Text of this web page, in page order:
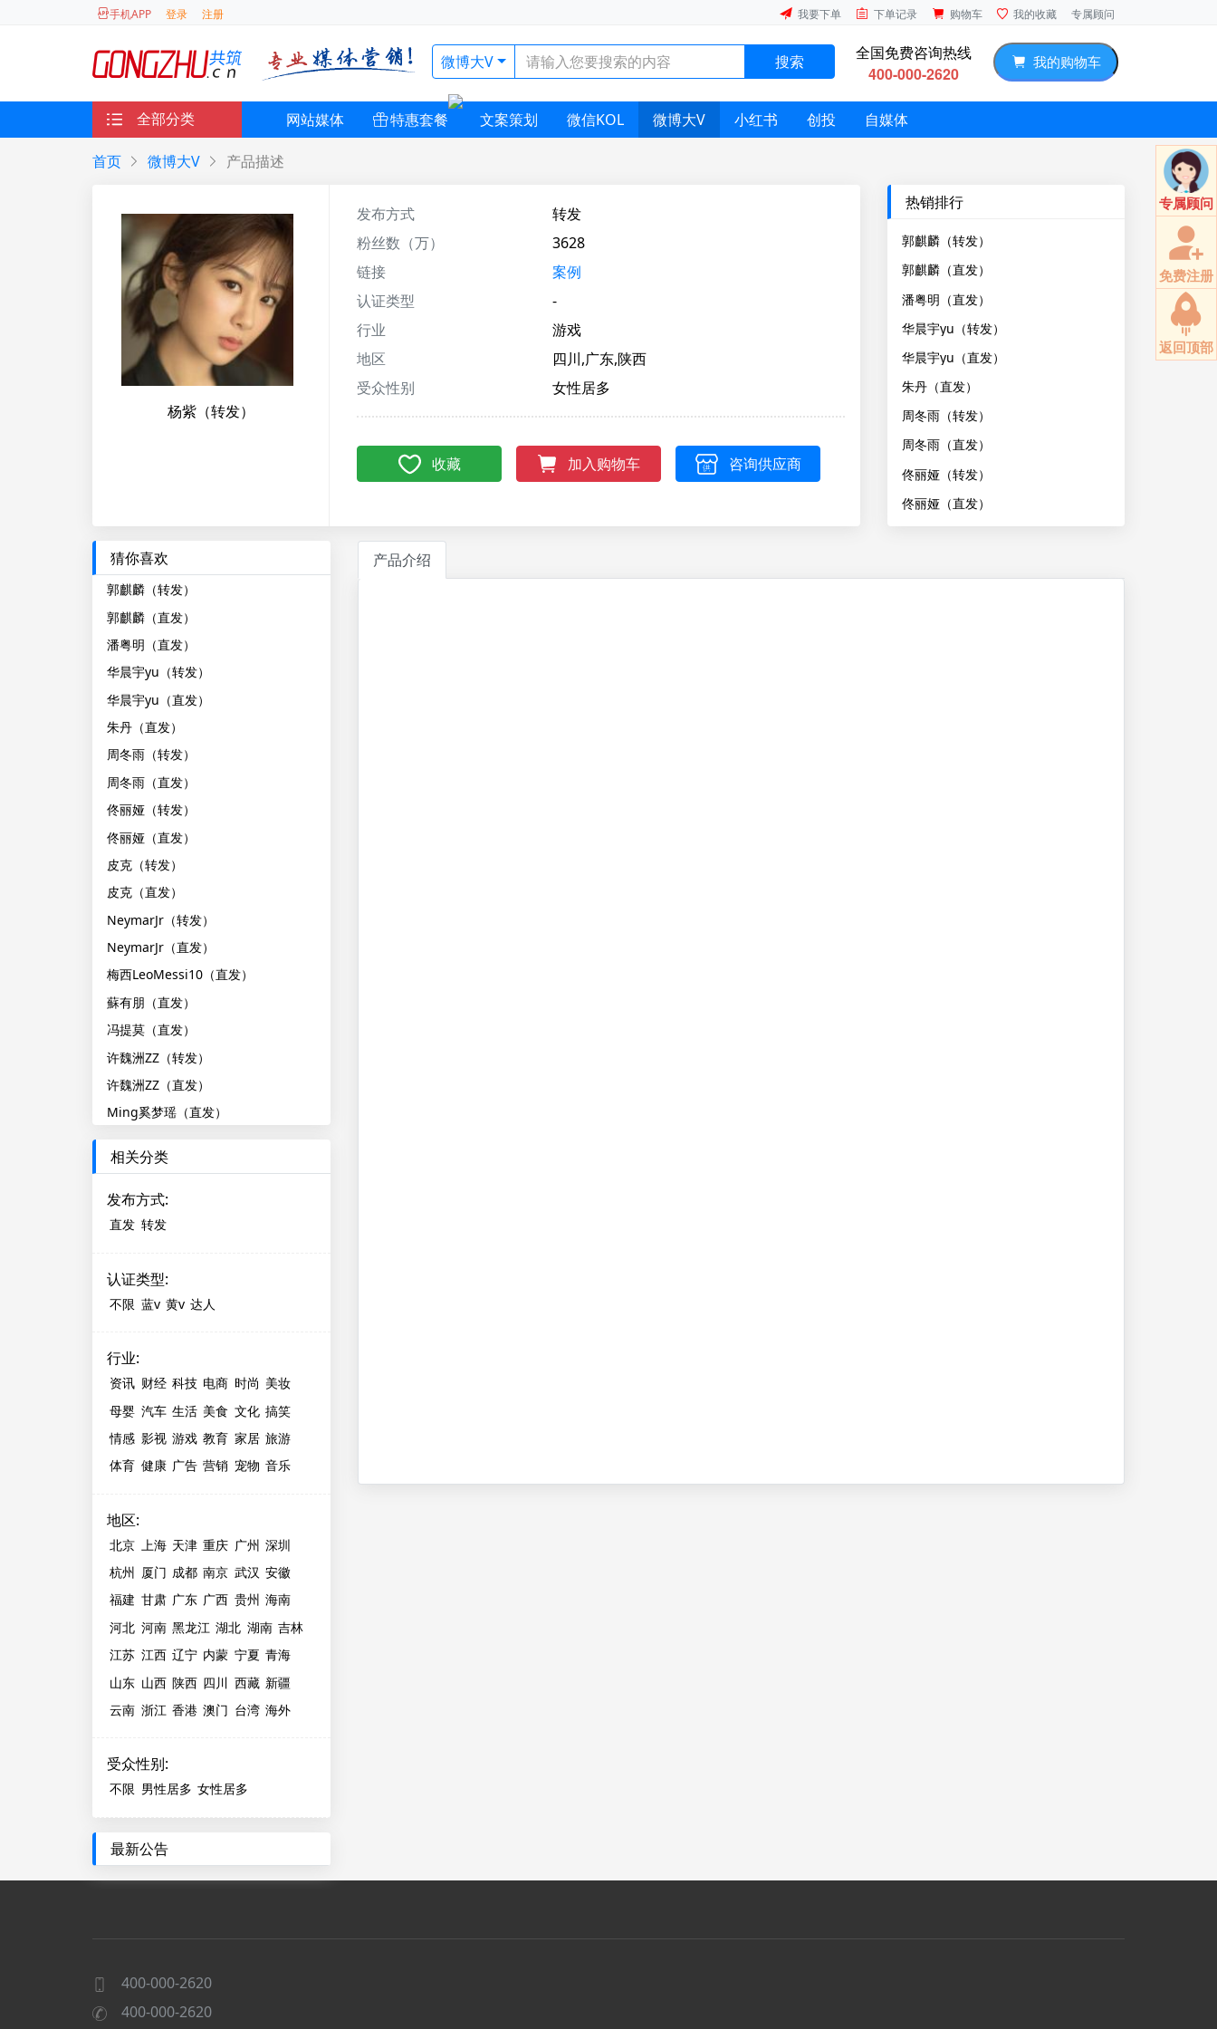
手机APP 登录 注册 我要下单 下单记录 购物车 我的收藏 专属顾问
微博大V 搜索 全国免费咨询热线
400-000-2620
我的购物车
全部分类 网站媒体 特惠套餐 文案策划 微信KOL 微博大V 小红书 创投 自媒体
首页 微博大V 产品描述
杨紫（转发）
发布方式
转发
粉丝数（万）
3628
链接
案例
认证类型
-
行业
游戏
地区
四川,广东,陕西
受众性别
女性居多
收藏 加入购物车 咨询供应商
热销排行
郭麒麟（转发）
郭麒麟（直发）
潘粤明（直发）
华晨宇yu（转发）
华晨宇yu（直发）
朱丹（直发）
周冬雨（转发）
周冬雨（直发）
佟丽娅（转发）
佟丽娅（直发）
猜你喜欢
郭麒麟（转发）
郭麒麟（直发）
潘粤明（直发）
华晨宇yu（转发）
华晨宇yu（直发）
朱丹（直发）
周冬雨（转发）
周冬雨（直发）
佟丽娅（转发）
佟丽娅（直发）
皮克（转发）
皮克（直发）
NeymarJr（转发）
NeymarJr（直发）
梅西LeoMessi10（直发）
蘇有朋（直发）
冯提莫（直发）
许魏洲ZZ（转发）
许魏洲ZZ（直发）
Ming奚梦瑶（直发）
相关分类
发布方式:
直发 转发
认证类型:
不限 蓝v 黄v 达人
行业:
资讯 财经 科技 电商 时尚 美妆
母婴 汽车 生活 美食 文化 搞笑
情感 影视 游戏 教育 家居 旅游
体育 健康 广告 营销 宠物 音乐
地区:
北京 上海 天津 重庆 广州 深圳
杭州 厦门 成都 南京 武汉 安徽
福建 甘肃 广东 广西 贵州 海南
河北 河南 黑龙江 湖北 湖南 吉林
江苏 江西 辽宁 内蒙 宁夏 青海
山东 山西 陕西 四川 西藏 新疆
云南 浙江 香港 澳门 台湾 海外
受众性别:
不限 男性居多 女性居多
最新公告
产品介绍
400-000-2620
400-000-2620
专属顾问
免费注册
返回顶部